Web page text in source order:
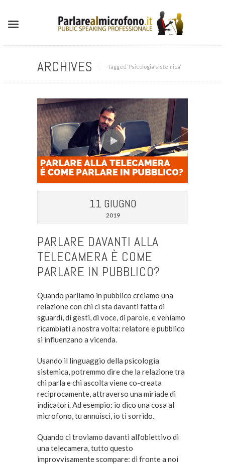
ARCHIVES Tagged ‘Psicologia sistemica‘
11 GIUGNO
2019
PARLARE DAVANTI ALLA
TELECAMERA È COME
PARLARE IN PUBBLICO?
Quando parliamo in pubblico creiamo una
relazione con chi ci sta davanti fatta di
sguardi, di gesti, di voce, di parole, e veniamo
ricambiati a nostra volta: relatore e pubblico
si influenzano a vicenda.
Usando il linguaggio della psicologia
sistemica, potremmo dire che la relazione tra
chi parla e chi ascolta viene co-creata
reciprocamente, attraverso una miriade di
indicatori. Ad esempio: io dico una cosa al
microfono, tu annuisci, io ti sorrido.
Quando ci troviamo davanti all’obiettivo di
una telecamera, tutto questo
improvvisamente scompare: di fronte a noi